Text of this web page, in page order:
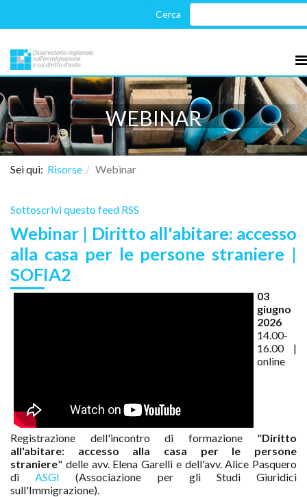
WEBINAR
Sei qui: Risorse Webinar
Sottoscrivi questo feed RSS
Webinar | Diritto all'abitare: accesso
alla casa per le persone straniere |
SOFIA2
03
giugno
2026
14.00-
16.00 |
online
Registrazione dell'incontro di formazione "Diritto
all'abitare: accesso alla casa per le persone
straniere" delle avv. Elena Garelli e dell'avv. Alice Pasquero
diASGI(Associazione per gli Studi Giuridici
sull'Immigrazione).